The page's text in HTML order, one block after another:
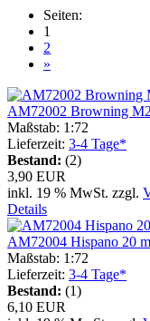
Seiten:
1
2
»
AM72002 Browning
Maßstab: 1:72
Lieferzeit: 3-4 Tage*
Bestand: (2)
3,90 EUR
inkl. 19 % MwSt. zzgl.
Details
AM72004 Hispano 20
Maßstab: 1:72
Lieferzeit: 3-4 Tage*
Bestand: (1)
6,10 EUR